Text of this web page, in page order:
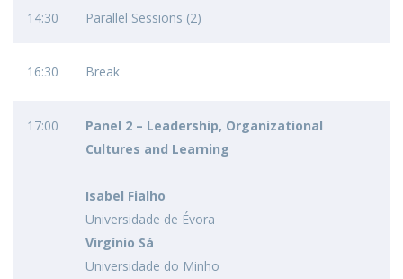
14:30 Parallel Sessions (2)
16:30 Break
17:00
Panel 2 – Leadership, Organizational
Cultures and Learning
Isabel Fialho
Universidade de Évora
Virgínio Sá
Universidade do Minho